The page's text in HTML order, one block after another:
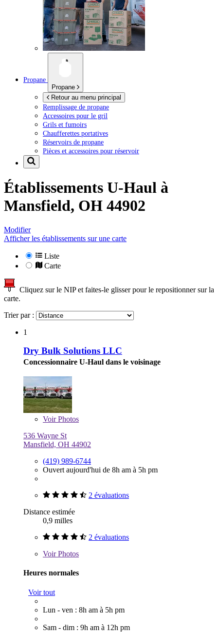
Propane
Propane
Retour au menu principal
Remplissage de propane
Accessoires pour le gril
Grils et fumoirs
Chaufferettes portatives
Réservoirs de propane
Pièces et accessoires pour réservoir
Établissements U-Haul à
Mansfield, OH 44902
Modifier
Afficher les établissements sur une carte
Liste
Carte
Cliquez sur le NIP et faites-le glisser pour le repositionner sur la
carte.
Trier par :
1
Dry Bulk Solutions LLC
Concessionnaire U-Haul dans le voisinage
VoirPhotos
536 Wayne St
Mansfield, OH 44902
(419) 989-6744
Ouvert aujourd'hui de 8h am à 5h pm
2 évaluations
Distance estimée
0,9 milles
2 évaluations
VoirPhotos
Heures normales
Voir tout
Lun - ven : 8h am à 5h pm
Sam - dim : 9h am à 12h pm